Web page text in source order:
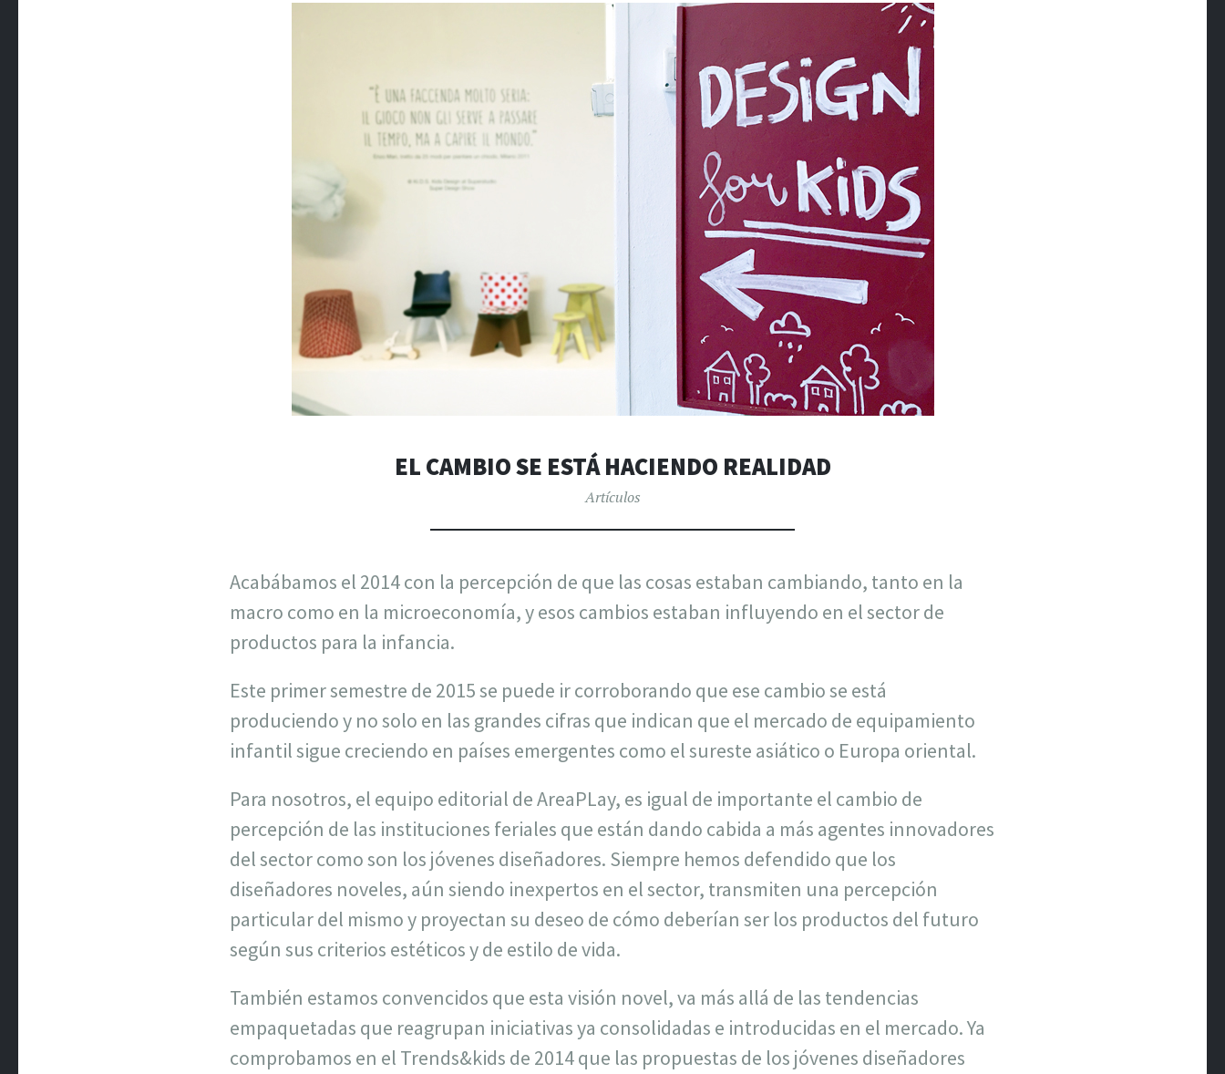
EL CAMBIO SE ESTÁ HACIENDO REALIDAD
Artículos
Acabábamos el 2014 con la percepción de que las cosas estaban cambiando, tanto en la
macro como en la microeconomía, y esos cambios estaban influyendo en el sector de
productos para la infancia.
Este primer semestre de 2015 se puede ir corroborando que ese cambio se está
produciendo y no solo en las grandes cifras que indican que el mercado de equipamiento
infantil sigue creciendo en países emergentes como el sureste asiático o Europa oriental.
Para nosotros, el equipo editorial de AreaPLay, es igual de importante el cambio de
percepción de las instituciones feriales que están dando cabida a más agentes innovadores
del sector como son los jóvenes diseñadores. Siempre hemos defendido que los
diseñadores noveles, aún siendo inexpertos en el sector, transmiten una percepción
particular del mismo y proyectan su deseo de cómo deberían ser los productos del futuro
según sus criterios estéticos y de estilo de vida.
También estamos convencidos que esta visión novel, va más allá de las tendencias
empaquetadas que reagrupan iniciativas ya consolidadas e introducidas en el mercado. Ya
comprobamos en el Trends&kids de 2014 que las propuestas de los jóvenes diseñadores